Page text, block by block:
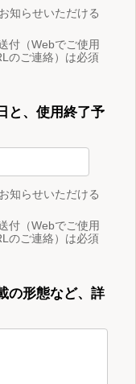
知らせいただける
付（Webでご使用
のご連絡）は必須
と、使用終了予
知らせいただける
付（Webでご使用
のご連絡）は必須
の形態など、詳